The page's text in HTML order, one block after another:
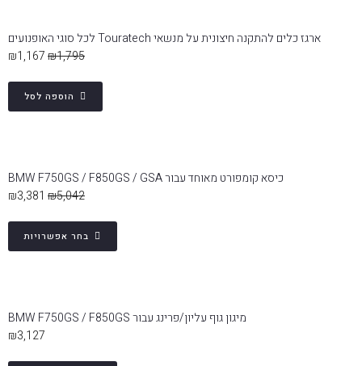
ארגז כלים להתקנה חיצונית על מנשאי Touratech לכל סוגי האופנועים
₪1,795
₪1,167
הוספה לסל
כיסא קומפורט מאוחד עבור BMW F750GS / F850GS / GSA
₪5,042
₪3,381
בחר אפשרויות
מיגון גוף עליון/פרינג עבור BMW F750GS / F850GS
₪3,127